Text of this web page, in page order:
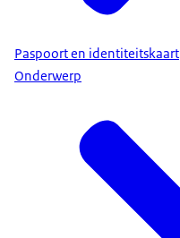
Paspoort en identiteitskaart
Onderwerp